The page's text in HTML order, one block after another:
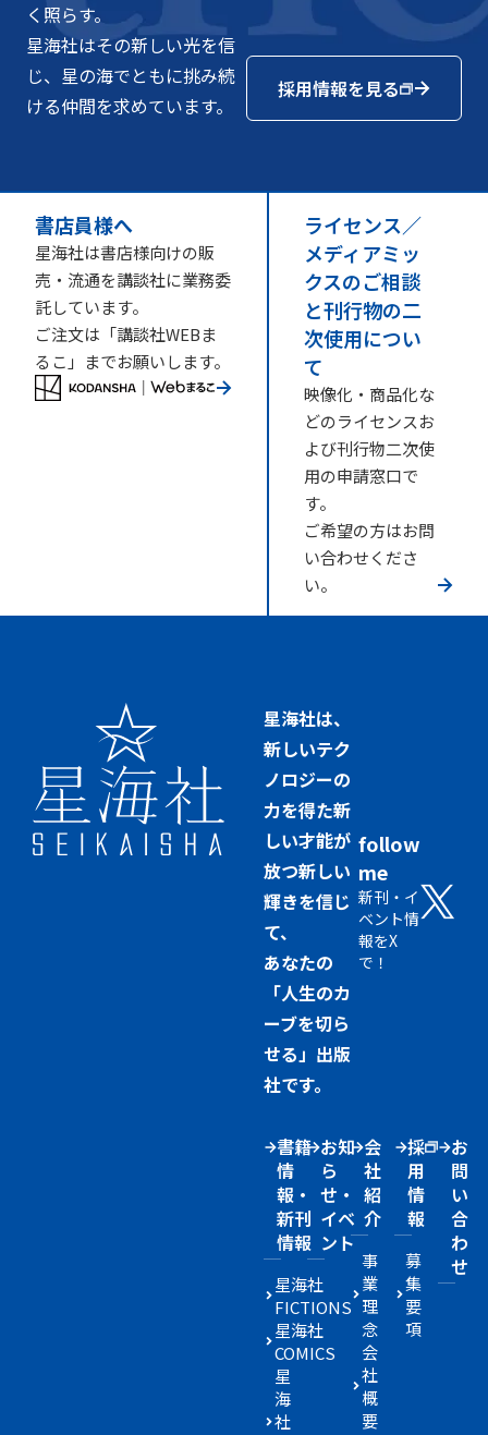
く照らす。
星海社はその新しい光を信
じ、星の海でともに挑み続
ける仲間を求めています。
採用情報を見る
書店員様へ
星海社は書店様向けの販
売・流通を講談社に業務委
託しています。
ご注文は「講談社WEBま
るこ」までお願いします。
ライセンス／
メディアミッ
クスのご相談
と刊行物の二
次使用につい
て
映像化・商品化な
どのライセンスお
よび刊行物二次使
用の申請窓口で
す。
ご希望の方はお問
い合わせくださ
い。
星海社は、
新しいテク
ノロジーの
力を得た新
しい才能が
放つ新しい
輝きを信じ
て、
あなたの
「人生のカ
ーブを切ら
せる」出版
社です。
follow
me
新刊・イ
ベント情
報をX
で！
書籍
情
報・
新刊
情報
星海社
FICTIONS
星海社
COMICS
星
海
社
お知
ら
せ・
イベ
ント
会
社
紹
介
事
業
理
念
会
社
概
要
採
用
情
報
募
集
要
項
お
問
い
合
わ
せ